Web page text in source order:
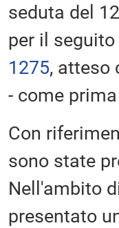
seduta del
per il
1275​, atteso
- come
Con
sono state
Nell'ambito
presentato